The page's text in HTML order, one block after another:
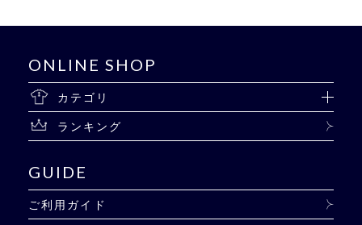
ONLINE SHOP
カテゴリ
ランキング
GUIDE
ご利用ガイド